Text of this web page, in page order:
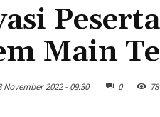
Main
November 2022 - 09:30 0 78